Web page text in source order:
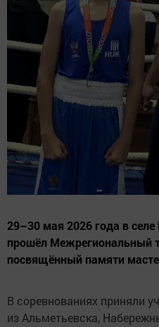
29–30 мая 2026 года в
прошёл Межрегиональный
посвящённый памяти
В соревнованиях приняли
из Альметьевска,